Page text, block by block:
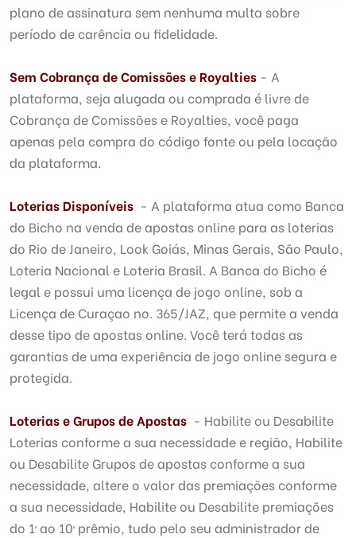
plano de assinatura sem nenhuma multa sobre
período de carência ou fidelidade.
Sem Cobrança de Comissões e Royalties - A
plataforma, seja alugada ou comprada é livre de
Cobrança de Comissões e Royalties, você paga
apenas pela compra do código fonte ou pela locação
da plataforma.
Loterias Disponíveis - A plataforma atua como Banca
do Bicho na venda de apostas online para as loterias
do Rio de Janeiro, Look Goiás, Minas Gerais, São Paulo,
Loteria Nacional e Loteria Brasil. A Banca do Bicho é
legal e possui uma licença de jogo online, sob a
Licença de Curaçao no. 365/JAZ, que permite a venda
desse tipo de apostas online. Você terá todas as
garantias de uma experiência de jogo online segura e
protegida.
Loterias e Grupos de Apostas - Habilite ou Desabilite
Loterias conforme a sua necessidade e região, Habilite
ou Desabilite Grupos de apostas conforme a sua
necessidade, altere o valor das premiações conforme
a sua necessidade, Habilite ou Desabilite premiações
do 1ª ao 10ª prêmio, tudo pelo seu administrador de